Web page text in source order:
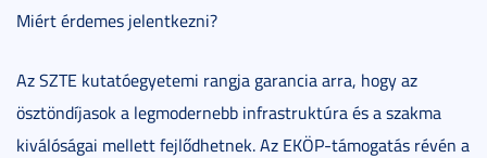
Miért érdemes jelentkezni?
Az SZTE kutatóegyetemi rangja garancia arra, hogy az
ösztöndíjasok a legmodernebb infrastruktúra és a szakma
kiválóságai mellett fejlődhetnek. Az EKÖP-támogatás révén a